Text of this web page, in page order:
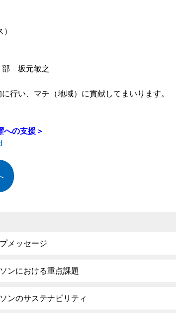
部 坂元敏之
行い、マチ（地域）に貢献してまいります。
への支援＞
プメッセージ
ンにおける重点課題
ンのサステナビリティ